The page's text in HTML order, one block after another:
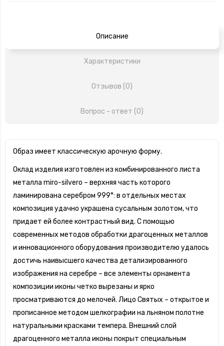
Описание
Характеристики
Отзывов (0)
Вопрос - ответ (0)
Образ имеет классическую арочную форму.
Оклад изделия изготовлен из комбинированного листа
металла miro-silvero – верхняя часть которого
ламинирована серебром 999°: в отдельных местах
композиция удачно украшена сусальным золотом, что
придает ей более контрастный вид. С помощью
современных методов обработки драгоценных металлов
и инновационного оборудования производителю удалось
достичь наивысшего качества детализированного
изображения на серебре – все элементы орнамента
композиции иконы четко вырезаны и ярко
просматриваются до мелочей. Лицо Святых – открытое и
прописанное методом шелкографии на льняном полотне
натуральными красками темпера. Внешний слой
драгоценного металла иконы покрыт специальным